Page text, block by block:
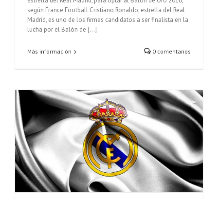
según France Football Cristiano Ronaldo, estrella del Real
Madrid, es uno de los firmes candidatos a ser finalista en la
lucha por el Balón de [...]
Más información 0 comentarios